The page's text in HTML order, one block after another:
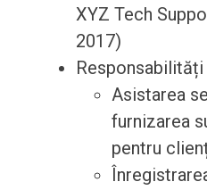
XYZ Tech
2017)
Asistarea
furnizarea
pentru